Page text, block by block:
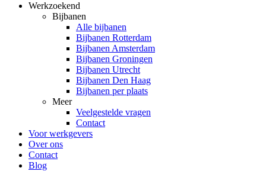
Werkzoekend
Bijbanen
Alle bijbanen
Bijbanen Rotterdam
Bijbanen Amsterdam
Bijbanen Groningen
Bijbanen Utrecht
Bijbanen Den Haag
Bijbanen per plaats
Meer
Veelgestelde vragen
Contact
Voor werkgevers
Over ons
Contact
Blog